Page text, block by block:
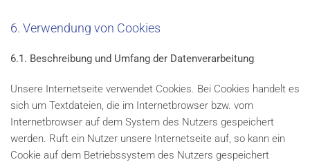
6. Verwendung von Cookies
6.1. Beschreibung und Umfang der Datenverarbeitung
Unsere Internetseite verwendet Cookies. Bei Cookies handelt es
sich um Textdateien, die im Internetbrowser bzw. vom
Internetbrowser auf dem System des Nutzers gespeichert
werden. Ruft ein Nutzer unsere Internetseite auf, so kann ein
Cookie auf dem Betriebssystem des Nutzers gespeichert